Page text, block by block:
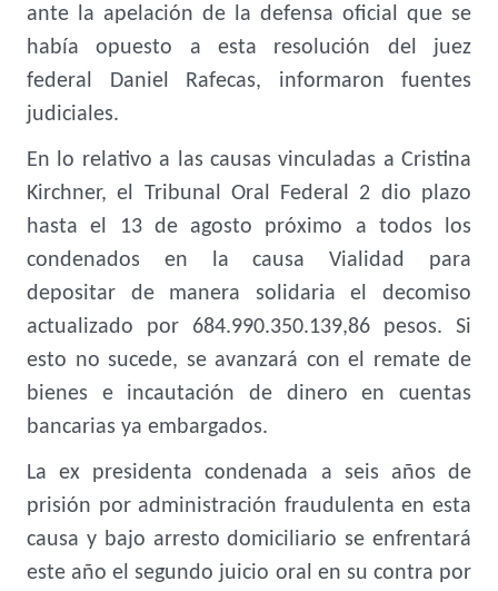
ante la apelación de la defensa oficial que se
había opuesto a esta resolución del juez
federal Daniel Rafecas, informaron fuentes
judiciales.
En lo relativo a las causas vinculadas a Cristina
Kirchner, el Tribunal Oral Federal 2 dio plazo
hasta el 13 de agosto próximo a todos los
condenados en la causa Vialidad para
depositar de manera solidaria el decomiso
actualizado por 684.990.350.139,86 pesos. Si
esto no sucede, se avanzará con el remate de
bienes e incautación de dinero en cuentas
bancarias ya embargados.
La ex presidenta condenada a seis años de
prisión por administración fraudulenta en esta
causa y bajo arresto domiciliario se enfrentará
este año el segundo juicio oral en su contra por